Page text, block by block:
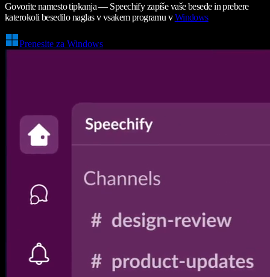
Govorite namesto tipkanja — Speechify zapiše vaše besede in prebere
katerokoli besedilo naglas v vsakem programu vWindows
Prenesite za Windows